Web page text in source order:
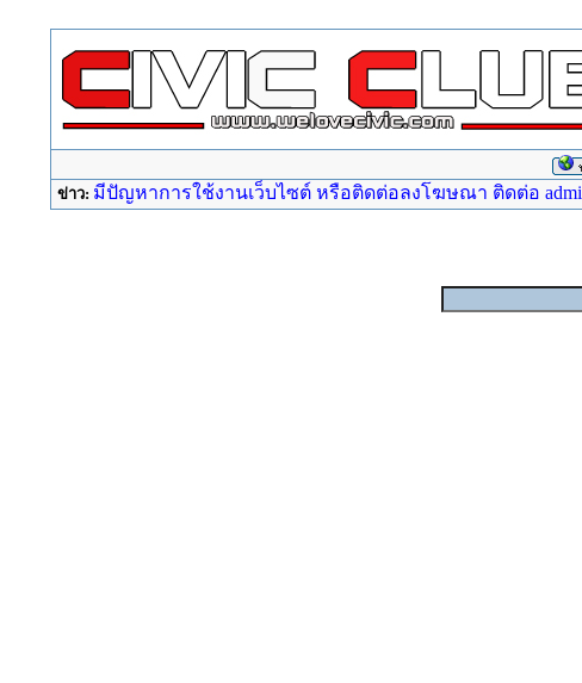
ข่าว: มีปัญหาการใช้งานเว็บไซต์ หรือติดต่อลงโฆษณา ติดต่อ